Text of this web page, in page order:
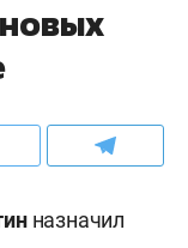
назначил